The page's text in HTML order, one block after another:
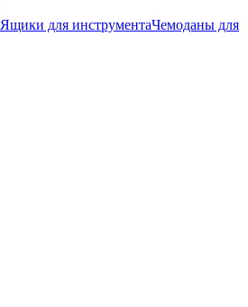
Ящики для инструментаЧемоданы для